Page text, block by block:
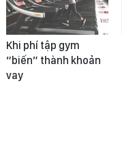
Khi phí tập gym
“biến” thành khoản
vay